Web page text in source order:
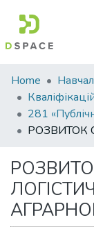
Communities
&
Collections
Statistics
Home